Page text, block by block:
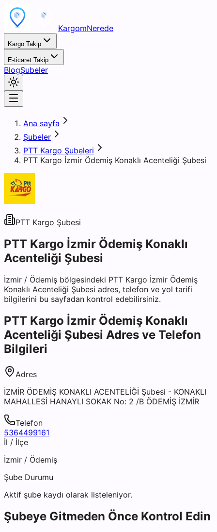
KargomNerede
Kargo Takip
E-ticaret Takip
BlogŞubeler
Ana sayfa
Şubeler
PTT Kargo Şubeleri
PTT Kargo İzmir Ödemiş Konaklı Acenteliği Şubesi
PTT Kargo Şubesi
PTT Kargo İzmir Ödemiş Konaklı
Acenteliği Şubesi
İzmir / Ödemiş bölgesindeki PTT Kargo İzmir Ödemiş
Konaklı Acenteliği Şubesi adres, telefon ve yol tarifi
bilgilerini bu sayfadan kontrol edebilirsiniz.
PTT Kargo İzmir Ödemiş Konaklı
Acenteliği Şubesi Adres ve Telefon
Bilgileri
Adres
İZMİR ÖDEMİŞ KONAKLI ACENTELİĞİ Şubesi - KONAKLI
MAHALLESİ HANAYLI SOKAK No: 2 /B ÖDEMİŞ İZMİR
Telefon
5364499161
İl / İlçe
İzmir / Ödemiş
Şube Durumu
Aktif şube kaydı olarak listeleniyor.
Şubeye Gitmeden Önce Kontrol Edin